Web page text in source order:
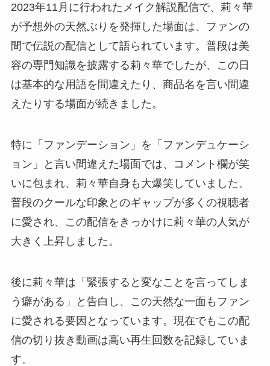
2023年11月に行われたメイク解説配信で、莉々華
が予想外の天然ぶりを発揮した場面は、ファンの
間で伝説の配信として語られています。普段は美
容の専門知識を披露する莉々華でしたが、この日
は基本的な用語を間違えたり、商品名を言い間違
えたりする場面が続きました。
特に「ファンデーション」を「ファンデュケーシ
ョン」と言い間違えた場面では、コメント欄が笑
いに包まれ、莉々華自身も大爆笑していました。
普段のクールな印象とのギャップが多くの視聴者
に愛され、この配信をきっかけに莉々華の人気が
大きく上昇しました。
後に莉々華は「緊張すると変なことを言ってしま
う癖がある」と告白し、この天然な一面もファン
に愛される要因となっています。現在でもこの配
信の切り抜き動画は高い再生回数を記録していま
す。